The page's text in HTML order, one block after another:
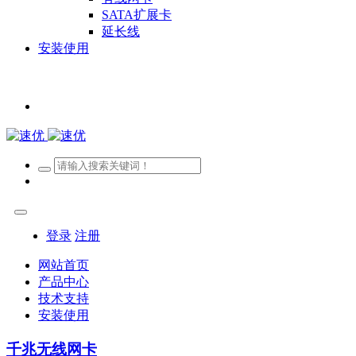
SATA扩展卡
延长线
安装使用
登录 注册
网站首页
产品中心
技术支持
安装使用
千兆无线网卡